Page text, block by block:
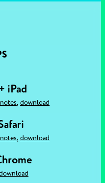
iPad
, download
, download